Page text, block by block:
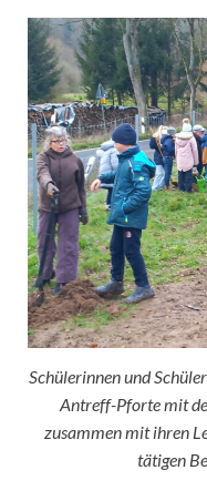
Schülerinnen und
Antreff-Pforte mit
zusammen mit ihren
tätigen